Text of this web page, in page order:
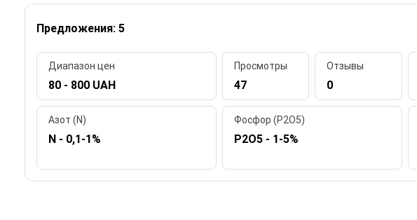
Предложения: 5
Диапазон цен
80 - 800 UAH
Просмотры
47
Отзывы
0
Азот (N)
N - 0,1-1%
Фосфор (P2O5)
P2O5 - 1-5%